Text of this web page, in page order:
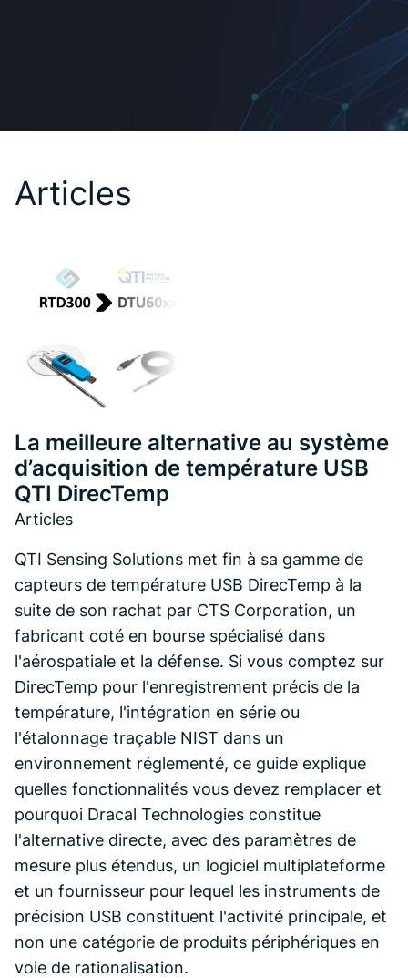
Articles
La meilleure alternative au système
d’acquisition de température USB
QTI DirecTemp
Articles
QTI Sensing Solutions met fin à sa gamme de
capteurs de température USB DirecTemp à la
suite de son rachat par CTS Corporation, un
fabricant coté en bourse spécialisé dans
l'aérospatiale et la défense. Si vous comptez sur
DirecTemp pour l'enregistrement précis de la
température, l'intégration en série ou
l'étalonnage traçable NIST dans un
environnement réglementé, ce guide explique
quelles fonctionnalités vous devez remplacer et
pourquoi Dracal Technologies constitue
l'alternative directe, avec des paramètres de
mesure plus étendus, un logiciel multiplateforme
et un fournisseur pour lequel les instruments de
précision USB constituent l'activité principale, et
non une catégorie de produits périphériques en
voie de rationalisation.